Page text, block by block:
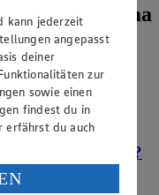
zum Thema
anbrennt?
kann jederzeit
angepasst
deiner
zur
sowie einen
findest du in
erfährst du auch
Daten in den